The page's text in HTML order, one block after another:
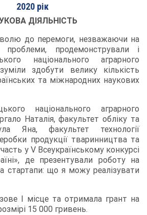
2020 рік
ДІЯЛЬНІСТЬ
до перемоги, незважаючи на
проблеми, продемонстрували і
національного аграрного
здобути велику кількість
та міжнародних наукових
національного аграрного
Наталія, факультет обліку та
Яна, факультет технології
продукції тваринництва та
у V Всеукраїнському конкурсі
де презентували роботу на
стартапи: що я можу реалізувати
I місце та отримала грант на
15 000 гривень.